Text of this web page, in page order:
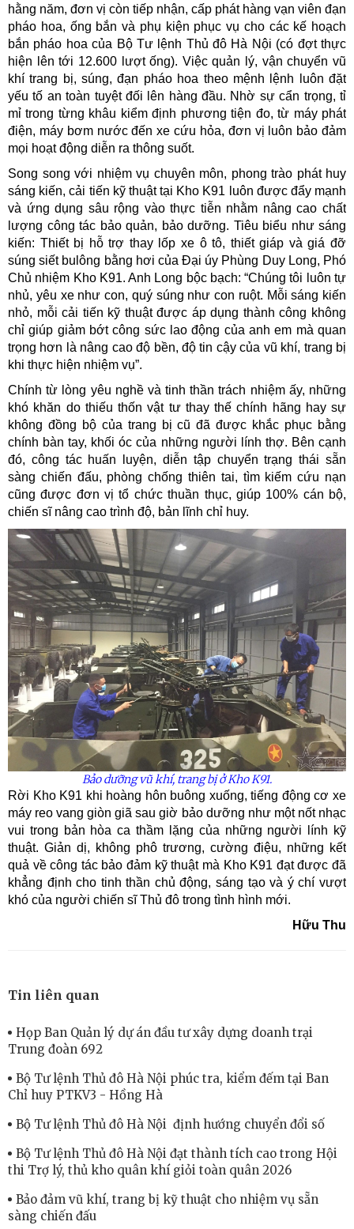
hằng năm, đơn vị còn tiếp nhận, cấp phát hàng vạn viên đạn
pháo hoa, ống bắn và phụ kiện phục vụ cho các kế hoạch
bắn pháo hoa của Bộ Tư lệnh Thủ đô Hà Nội (có đợt thực
hiện lên tới 12.600 lượt ống). Việc quản lý, vận chuyển vũ
khí trang bị, súng, đạn pháo hoa theo mệnh lệnh luôn đặt
yếu tố an toàn tuyệt đối lên hàng đầu. Nhờ sự cẩn trọng, tỉ
mỉ trong từng khâu kiểm định phương tiện đo, từ máy phát
điện, máy bơm nước đến xe cứu hỏa, đơn vị luôn bảo đảm
mọi hoạt động diễn ra thông suốt.
Song song với nhiệm vụ chuyên môn, phong trào phát huy
sáng kiến, cải tiến kỹ thuật tại Kho K91 luôn được đẩy mạnh
và ứng dụng sâu rộng vào thực tiễn nhằm nâng cao chất
lượng công tác bảo quản, bảo dưỡng. Tiêu biểu như sáng
kiến: Thiết bị hỗ trợ thay lốp xe ô tô, thiết giáp và giá đỡ
súng siết bulông bằng hơi của Đại úy Phùng Duy Long, Phó
Chủ nhiệm Kho K91. Anh Long bộc bạch: “Chúng tôi luôn tự
nhủ, yêu xe như con, quý súng như con ruột. Mỗi sáng kiến
nhỏ, mỗi cải tiến kỹ thuật được áp dụng thành công không
chỉ giúp giảm bớt công sức lao động của anh em mà quan
trọng hơn là nâng cao độ bền, độ tin cậy của vũ khí, trang bị
khi thực hiện nhiệm vụ”.
Chính từ lòng yêu nghề và tinh thần trách nhiệm ấy, những
khó khăn do thiếu thốn vật tư thay thế chính hãng hay sự
không đồng bộ của trang bị cũ đã được khắc phục bằng
chính bàn tay, khối óc của những người lính thợ. Bên cạnh
đó, công tác huấn luyện, diễn tập chuyển trạng thái sẵn
sàng chiến đấu, phòng chống thiên tai, tìm kiếm cứu nạn
cũng được đơn vị tổ chức thuần thục, giúp 100% cán bộ,
chiến sĩ nâng cao trình độ, bản lĩnh chỉ huy.
Bảo dưỡng vũ khí, trang bị ở Kho K91.
Rời Kho K91 khi hoàng hôn buông xuống, tiếng động cơ xe
máy reo vang giòn giã sau giờ bảo dưỡng như một nốt nhạc
vui trong bản hòa ca thầm lặng của những người lính kỹ
thuật. Giản dị, không phô trương, cường điệu, những kết
quả về công tác bảo đảm kỹ thuật mà Kho K91 đạt được đã
khẳng định cho tinh thần chủ động, sáng tạo và ý chí vượt
khó của người chiến sĩ Thủ đô trong tình hình mới.
Hữu Thu
Tin liên quan
Họp Ban Quản lý dự án đầu tư xây dựng doanh trại
Trung đoàn 692
Bộ Tư lệnh Thủ đô Hà Nội phúc tra, kiểm đếm tại Ban
Chỉ huy PTKV3 - Hồng Hà
Bộ Tư lệnh Thủ đô Hà Nội định hướng chuyển đổi số
Bộ Tư lệnh Thủ đô Hà Nội đạt thành tích cao trong Hội
thi Trợ lý, thủ kho quân khí giỏi toàn quân 2026
Bảo đảm vũ khí, trang bị kỹ thuật cho nhiệm vụ sẵn
sàng chiến đấu